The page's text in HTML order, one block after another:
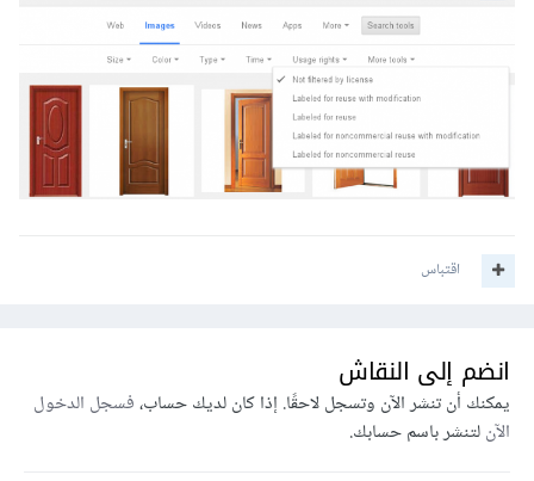
اقتباس
انضم إلى النقاش
يمكنك أن تنشر الآن وتسجل لاحقًا. إذا كان لديك حساب،فسجل الدخول
الآنلتنشر باسم حسابك.